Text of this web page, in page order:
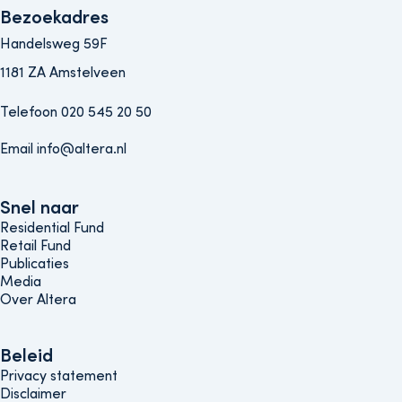
Bezoekadres
Handelsweg 59F
1181 ZA Amstelveen
Telefoon 020 545 20 50
Email info@altera.nl
Snel naar
Snel naar
Residential Fund
Retail Fund
Publicaties
Media
Over Altera
Beleids menu
Beleid
Privacy statement
Disclaimer